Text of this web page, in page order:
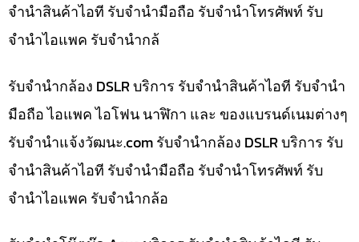
จำนำสินค้าไอที รับจำนำมือถือ รับจำนำโทรศัพท์ รับ
จำนำไอแพค รับจำนำกล้
รับจำนำกล้อง DSLR บริการ รับจำนำสินค้าไอที รับจำนำ
มือถือ ไอแพค ไอโฟน นาฬิกา และ ของแบรนด์เนมต่างๆ
รับจํานําแจ้งวัฒนะ.com รับจำนำกล้อง DSLR บริการ รับ
จำนำสินค้าไอที รับจำนำมือถือ รับจำนำโทรศัพท์ รับ
จำนำไอแพค รับจำนำกล้อ